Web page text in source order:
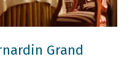
Grand